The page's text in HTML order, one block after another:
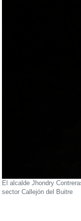
El alcalde Jhondry
sector Callejón del Buitre